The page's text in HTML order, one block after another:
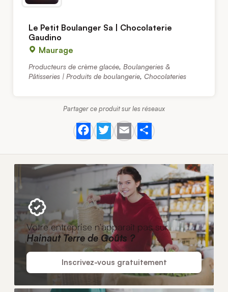
Le Petit Boulanger Sa | Chocolaterie
Gaudino
Maurage
Producteurs de crème glacée, Boulangeries &
Pâtisseries | Produits de boulangerie, Chocolateries
Partager ce produit sur les réseaux
Facebook
Twitter
EmailShare
Votre entreprise n'apparaît pas sur
Hainaut Terre de Goûts ?
Inscrivez-vous gratuitement